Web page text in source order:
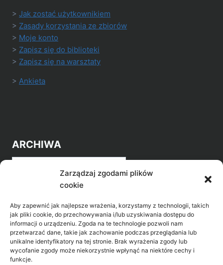
Zarządzaj zgodami plików
cookie
Aby zapewnić jak najlepsze wrażenia, korzystamy z technologii, takich
jak pliki cookie, do przechowywania i/lub uzyskiwania dostępu do
informacji o urządzeniu. Zgoda na te technologie pozwoli nam
przetwarzać dane, takie jak zachowanie podczas przeglądania lub
unikalne identyfikatory na tej stronie. Brak wyrażenia zgody lub
wycofanie zgody może niekorzystnie wpłynąć na niektóre cechy i
funkcje.
> Jak zostać użytkownikiem
> Zasady korzystania ze zbiorów
> Moje konto
> Zapisz się do biblioteki
> Zapisz się na warsztaty
> Ankieta
ARCHIWA
Archiwa
POZNAJ LEPIEJ NASZ REGION
>Gołdap Mazurski Zdrój